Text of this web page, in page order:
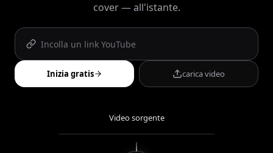
cover — all'istante.
Inizia gratis carica video
Video sorgente